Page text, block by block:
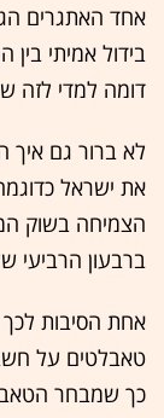
אחד האתגרים
דומה למדי לזה
לא ברור גם איך
ברבעון הרביעי של
אחת הסיבות
טאבלטים על
כך שמבחר